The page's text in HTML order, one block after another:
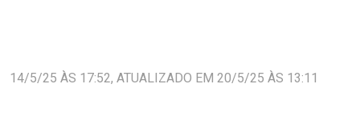
14/5/25 ÀS 17:52, ATUALIZADO EM 20/5/25 ÀS 13:11